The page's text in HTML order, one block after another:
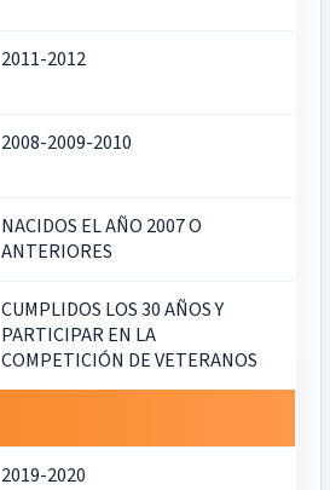
2011-2012
2008-2009-2010
NACIDOS EL AÑO 2007 O
ANTERIORES
CUMPLIDOS LOS 30 AÑOS Y
PARTICIPAR EN LA
COMPETICIÓN DE VETERANOS
2019-2020